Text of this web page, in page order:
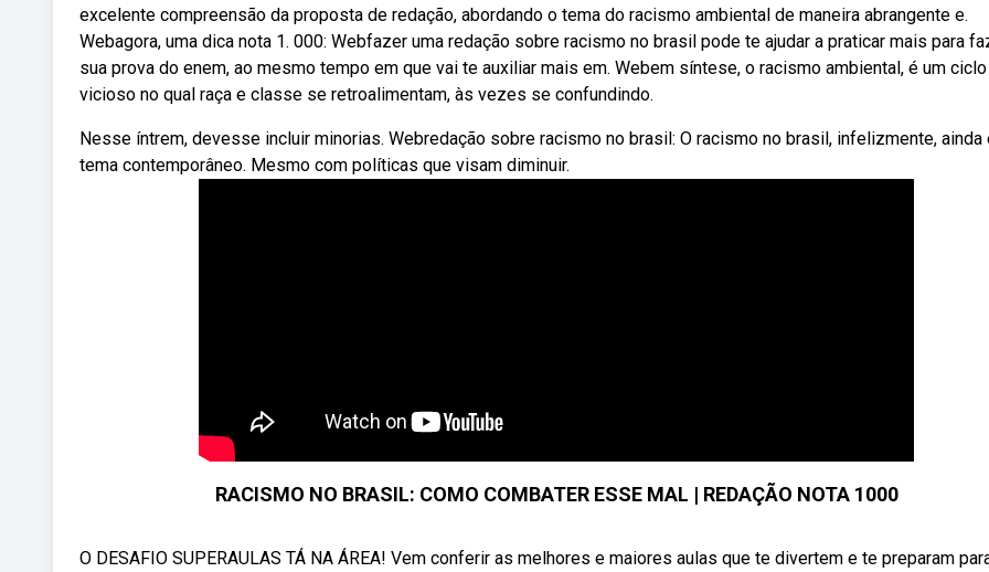
excelente compreensão da proposta de redação, abordando o tema do racismo ambiental de maneira abrangente e.
Webagora, uma dica nota 1. 000: Webfazer uma redação sobre racismo no brasil pode te ajudar a praticar mais para
sua prova do enem, ao mesmo tempo em que vai te auxiliar mais em. Webem síntese, o racismo ambiental, é um ciclo
vicioso no qual raça e classe se retroalimentam, às vezes se confundindo.
Nesse íntrem, devesse incluir minorias. Webredação sobre racismo no brasil: O racismo no brasil, infelizmente, ainda
tema contemporâneo. Mesmo com políticas que visam diminuir.
RACISMO NO BRASIL: COMO COMBATER ESSE MAL | REDAÇÃO NOTA 1000
O DESAFIO SUPERAULAS TÁ NA ÁREA! Vem conferir as melhores e maiores aulas que te divertem e te preparam